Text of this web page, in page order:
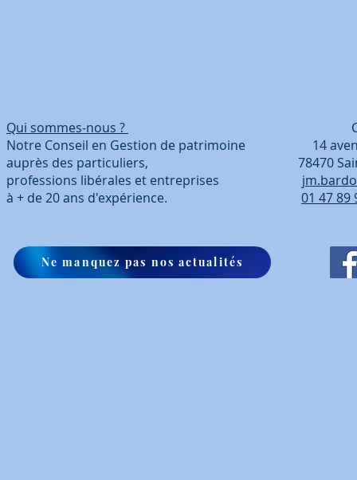
Qui sommes-nous ?
Notre Conseil en Gestion de patrimoine 14
auprès des particuliers, 78470 Saint-
professions libérales et entreprises
à + de 20 ans d'expérience. 01 47 89
Ne manquez pas nos actualités